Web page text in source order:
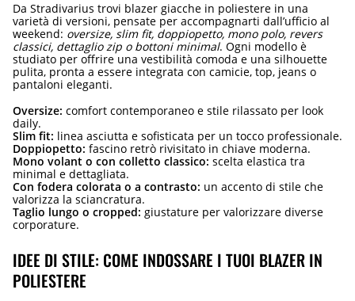
Da Stradivarius trovi blazer giacche in poliestere in una
varietà di versioni, pensate per accompagnarti dall’ufficio al
weekend: oversize, slim fit, doppiopetto, mono polo, revers
classici, dettaglio zip o bottoni minimal. Ogni modello è
studiato per offrire una vestibilità comoda e una silhouette
pulita, pronta a essere integrata con camicie, top, jeans o
pantaloni eleganti.
Oversize: comfort contemporaneo e stile rilassato per look
daily.
Slim fit: linea asciutta e sofisticata per un tocco professionale.
Doppiopetto: fascino retrò rivisitato in chiave moderna.
Mono volant o con colletto classico: scelta elastica tra
minimal e dettagliata.
Con fodera colorata o a contrasto: un accento di stile che
valorizza la sciancratura.
Taglio lungo o cropped: giustature per valorizzare diverse
corporature.
IDEE DI STILE: COME INDOSSARE I TUOI BLAZER IN
POLIESTERE